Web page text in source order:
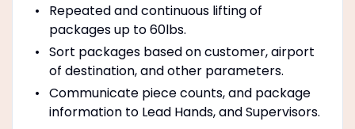
Repeated and continuous lifting of
packages up to 60lbs.
Sort packages based on customer, airport
of destination, and other parameters.
Communicate piece counts, and package
information to Lead Hands, and Supervisors.